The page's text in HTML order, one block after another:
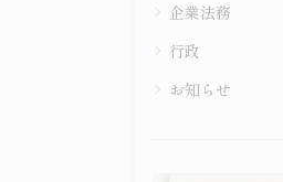
企業法務
行政
お知らせ